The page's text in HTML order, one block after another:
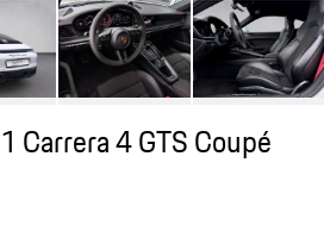
4 GTS Coupé